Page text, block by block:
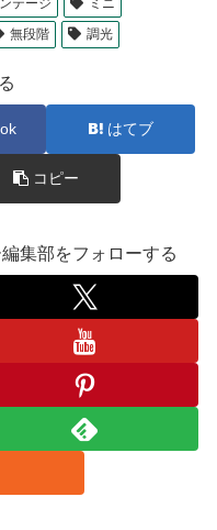
テージ
ミニ
無段階 調光
はてブ
コピー
集部をフォローする